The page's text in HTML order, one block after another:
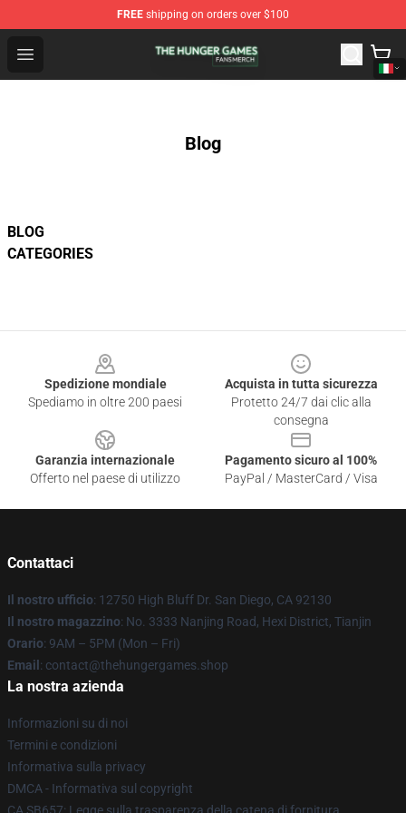
FREE shipping on orders over $100
Open menu
The Hunger Games Shop - Official The Hunger Games
Blog
BLOG
CATEGORIES
Spedizione mondiale
Spediamo in oltre 200 paesi
Acquista in tutta sicurezza
Protetto 24/7 dai clic alla
consegna
Garanzia internazionale
Offerto nel paese di utilizzo
Pagamento sicuro al 100%
PayPal / MasterCard / Visa
Contattaci
Il nostro ufficio: 12750 High Bluff Dr. San Diego, CA 92130
Il nostro magazzino: No. 3333 Nanjing Road, Hexi District, Tianjin
Orario: 9AM – 5PM (Mon – Fri)
Email : contact@thehungergames.shop
La nostra azienda
Informazioni su di noi
Termini e condizioni
Informativa sulla privacy
DMCA - Informativa sul copyright